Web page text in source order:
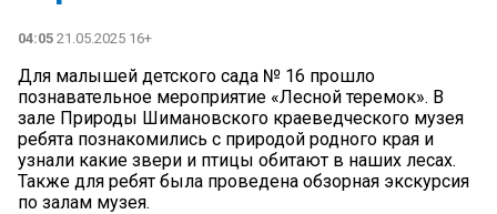
04:05 21.05.2025 16+
Для малышей детского сада № 16 прошло
познавательное мероприятие «Лесной теремок». В
зале Природы Шимановского краеведческого музея
ребята познакомились с природой родного края и
узнали какие звери и птицы обитают в наших лесах.
Также для ребят была проведена обзорная экскурсия
по залам музея.